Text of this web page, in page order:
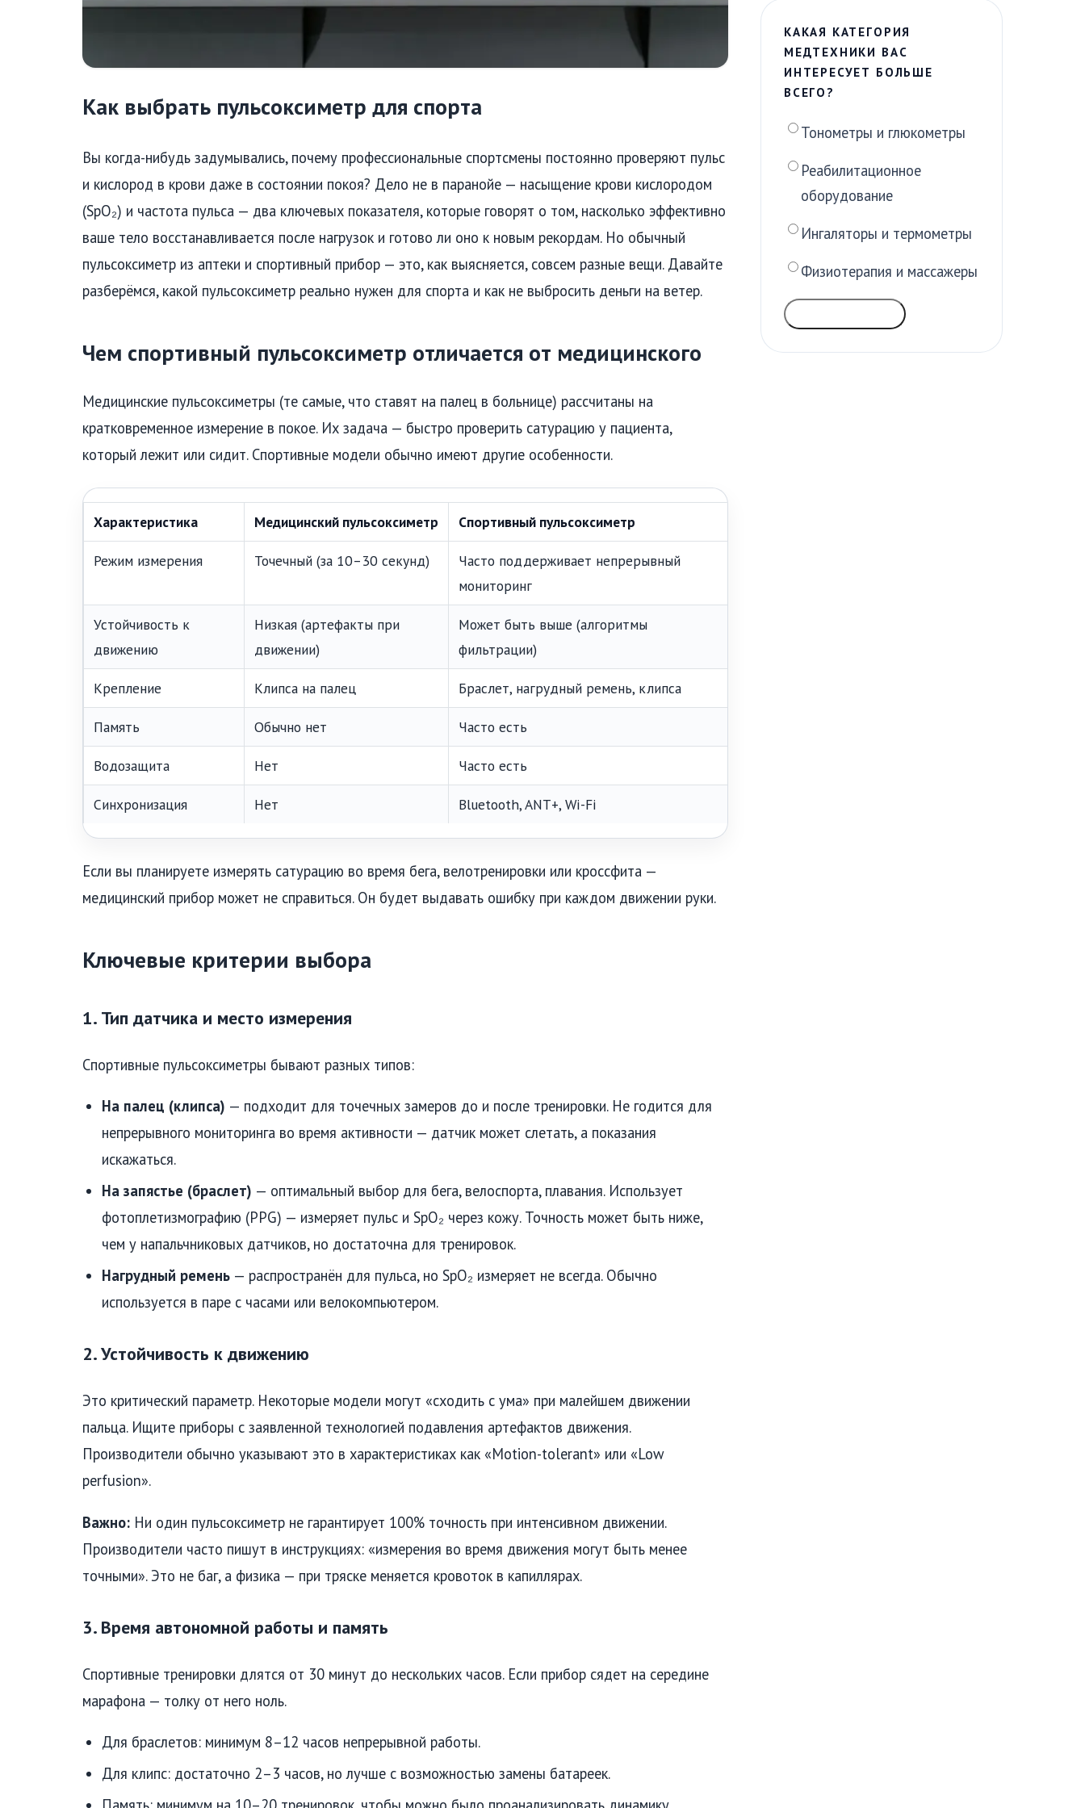
Как выбрать пульсоксиметр для спорта
Вы когда-нибудь задумывались, почему профессиональные спортсмены постоянно проверяют пульс
и кислород в крови даже в состоянии покоя? Дело не в паранойе — насыщение крови кислородом
(SpO₂) и частота пульса — два ключевых показателя, которые говорят о том, насколько эффективно
ваше тело восстанавливается после нагрузок и готово ли оно к новым рекордам. Но обычный
пульсоксиметр из аптеки и спортивный прибор — это, как выясняется, совсем разные вещи. Давайте
разберёмся, какой пульсоксиметр реально нужен для спорта и как не выбросить деньги на ветер.
Чем спортивный пульсоксиметр отличается от медицинского
Медицинские пульсоксиметры (те самые, что ставят на палец в больнице) рассчитаны на
кратковременное измерение в покое. Их задача — быстро проверить сатурацию у пациента,
который лежит или сидит. Спортивные модели обычно имеют другие особенности.
Характеристика Медицинский пульсоксиметр Спортивный пульсоксиметр
Режим измерения Точечный (за 10–30 секунд)
Часто поддерживает непрерывный
мониторинг
Устойчивость к
движению
Низкая (артефакты при
движении)
Может быть выше (алгоритмы
фильтрации)
Крепление Клипса на палец Браслет, нагрудный ремень, клипса
Память Обычно нет Часто есть
Водозащита Нет Часто есть
Синхронизация Нет Bluetooth, ANT+, Wi-Fi
Если вы планируете измерять сатурацию во время бега, велотренировки или кроссфита —
медицинский прибор может не справиться. Он будет выдавать ошибку при каждом движении руки.
Ключевые критерии выбора
1. Тип датчика и место измерения
Спортивные пульсоксиметры бывают разных типов:
На палец (клипса) — подходит для точечных замеров до и после тренировки. Не годится для
непрерывного мониторинга во время активности — датчик может слетать, а показания
искажаться.
На запястье (браслет) — оптимальный выбор для бега, велоспорта, плавания. Использует
фотоплетизмографию (PPG) — измеряет пульс и SpO₂ через кожу. Точность может быть ниже,
чем у напальчниковых датчиков, но достаточна для тренировок.
Нагрудный ремень — распространён для пульса, но SpO₂ измеряет не всегда. Обычно
используется в паре с часами или велокомпьютером.
2. Устойчивость к движению
Это критический параметр. Некоторые модели могут «сходить с ума» при малейшем движении
пальца. Ищите приборы с заявленной технологией подавления артефактов движения.
Производители обычно указывают это в характеристиках как «Motion-tolerant» или «Low
perfusion».
Важно: Ни один пульсоксиметр не гарантирует 100% точность при интенсивном движении.
Производители часто пишут в инструкциях: «измерения во время движения могут быть менее
точными». Это не баг, а физика — при тряске меняется кровоток в капиллярах.
3. Время автономной работы и память
Спортивные тренировки длятся от 30 минут до нескольких часов. Если прибор сядет на середине
марафона — толку от него ноль.
Для браслетов: минимум 8–12 часов непрерывной работы.
Для клипс: достаточно 2–3 часов, но лучше с возможностью замены батареек.
КАКАЯ КАТЕГОРИЯ
МЕДТЕХНИКИ ВАС
ИНТЕРЕСУЕТ БОЛЬШЕ
ВСЕГО?
Тонометры и глюкометры
Реабилитационное
оборудование
Ингаляторы и термометры
Физиотерапия и массажеры